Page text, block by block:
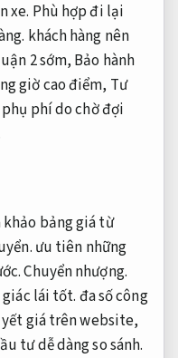
xe. Phù hợp đi lại
khách hàng nên
2 sớm, Bảo hành
giờ cao điểm, Tư
phí do chờ đợi
bảng giá từ
ưu tiên những
Chuyển nhượng.
giác lái tốt. đa số công
giá trên website,
tư dễ dàng so sánh.